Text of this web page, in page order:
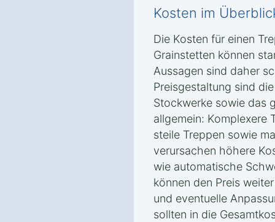
Kosten im
Die Kosten für einen
Grainstetten können
Aussagen sind daher
Preisgestaltung sind
Stockwerke sowie das
allgemein: Komplexere
steile Treppen sowie
verursachen höhere
wie automatische
können den Preis
und eventuelle
sollten in die